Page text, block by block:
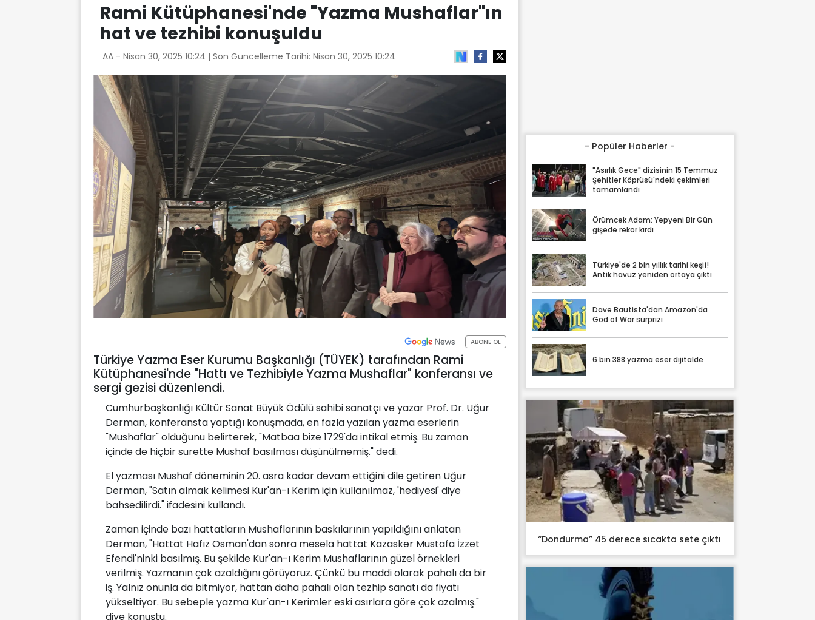
Rami Kütüphanesi'nde "Yazma Mushaflar"ın
hat ve tezhibi konuşuldu
AA - Nisan 30, 2025 10:24 | Son Güncelleme Tarihi: Nisan 30, 2025 10:24
ABONE OL
Türkiye Yazma Eser Kurumu Başkanlığı (TÜYEK) tarafından Rami
Kütüphanesi'nde "Hattı ve Tezhibiyle Yazma Mushaflar" konferansı ve
sergi gezisi düzenlendi.
Cumhurbaşkanlığı Kültür Sanat Büyük Ödülü sahibi sanatçı ve yazar Prof. Dr. Uğur
Derman, konferansta yaptığı konuşmada, en fazla yazılan yazma eserlerin
"Mushaflar" olduğunu belirterek, "Matbaa bize 1729'da intikal etmiş. Bu zaman
içinde de hiçbir surette Mushaf basılması düşünülmemiş." dedi.
El yazması Mushaf döneminin 20. asra kadar devam ettiğini dile getiren Uğur
Derman, "Satın almak kelimesi Kur'an-ı Kerim için kullanılmaz, 'hediyesi' diye
bahsedilirdi." ifadesini kullandı.
Zaman içinde bazı hattatların Mushaflarının baskılarının yapıldığını anlatan
Derman, "Hattat Hafız Osman'dan sonra mesela hattat Kazasker Mustafa İzzet
Efendi'ninki basılmış. Bu şekilde Kur'an-ı Kerim Mushaflarının güzel örnekleri
verilmiş. Yazmanın çok azaldığını görüyoruz. Çünkü bu maddi olarak pahalı da bir
iş. Yalnız onunla da bitmiyor, hattan daha pahalı olan tezhip sanatı da fiyatı
yükseltiyor. Bu sebeple yazma Kur'an-ı Kerimler eski asırlara göre çok azalmış."
diye konuştu.
- Popüler Haberler -
"Asırlık Gece" dizisinin 15 Temmuz
Şehitler Köprüsü'ndeki çekimleri
tamamlandı
Örümcek Adam: Yepyeni Bir Gün
gişede rekor kırdı
Türkiye'de 2 bin yıllık tarihi keşif!
Antik havuz yeniden ortaya çıktı
Dave Bautista'dan Amazon'da
God of War sürprizi
6 bin 388 yazma eser dijitalde
“Dondurma” 45 derece sıcakta sete çıktı